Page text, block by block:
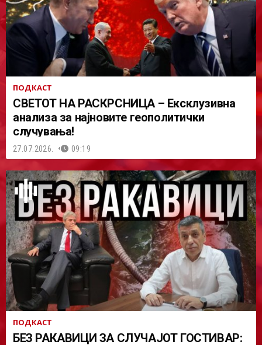
ПОДКАСТ
СВЕТОТ НА РАСКРСНИЦА – Ексклузивна
анализа за најновите геополитички
случувања!
27.07.2026. 09:19
ПОДКАСТ
БЕЗ РАКАВИЦИ ЗА СЛУЧАЈОТ ГОСТИВАР: